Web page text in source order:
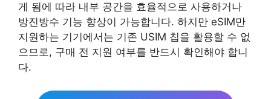
게 됨에 따라 내부 공간을 효율적으로 사용하거나
방진방수 기능 향상이 가능합니다. 하지만 eSIM만
지원하는 기기에서는 기존 USIM 칩을 활용할 수 없
으므로, 구매 전 지원 여부를 반드시 확인해야 합니
다.